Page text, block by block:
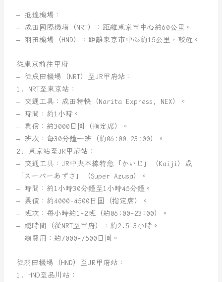
– 抵達機場：
– 成田國際機場（NRT）：距離東京市中心約60公里。
– 羽田機場（HND）：距離東京市中心約15公里，較近。
從東京前往甲府
– 從成田機場（NRT）至JR甲府站：
1. NRT至東京站：
– 交通工具：成田特快（Narita Express, NEX）。
– 時間：約1小時。
– 票價：約3000日圓（指定席）。
– 班次：每30分鐘一班（約06:00-23:00）。
2. 東京站至JR甲府站：
– 交通工具：JR中央本線特急「かいじ」（Kaiji）或
「スーパーあずさ」（Super Azusa）。
– 時間：約1小時30分鐘至1小時45分鐘。
– 票價：約4000-4500日圓（指定席）。
– 班次：每小時約1-2班（約06:00-23:00）。
– 總時間（從NRT至甲府）：約2.5-3小時。
– 總費用：約7000-7500日圓。
從羽田機場（HND）至JR甲府站：
1. HND至品川站：